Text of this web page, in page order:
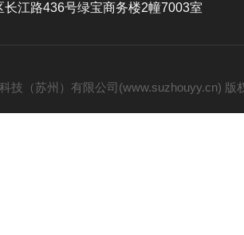
长江路436号绿宝商务楼2幢7003室
技（苏州）有限公司(www.suzhouyy.cn)